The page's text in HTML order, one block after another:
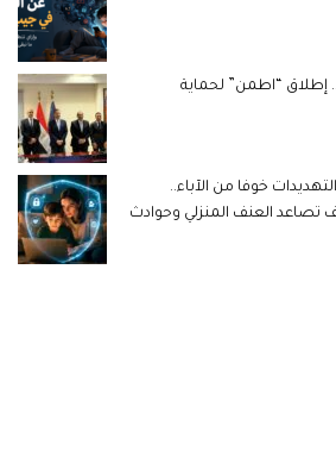
إطلاق “اطمن” لحماية
خوفا من الآباء..
العنف المنزلي وحوادث